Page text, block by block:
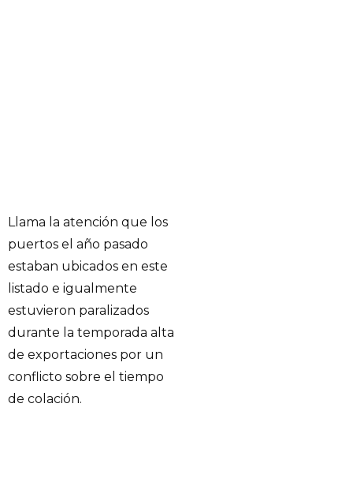
Llama la atención que los
puertos el año pasado
estaban ubicados en este
listado e igualmente
estuvieron paralizados
durante la temporada alta
de exportaciones por un
conflicto sobre el tiempo
de colación.